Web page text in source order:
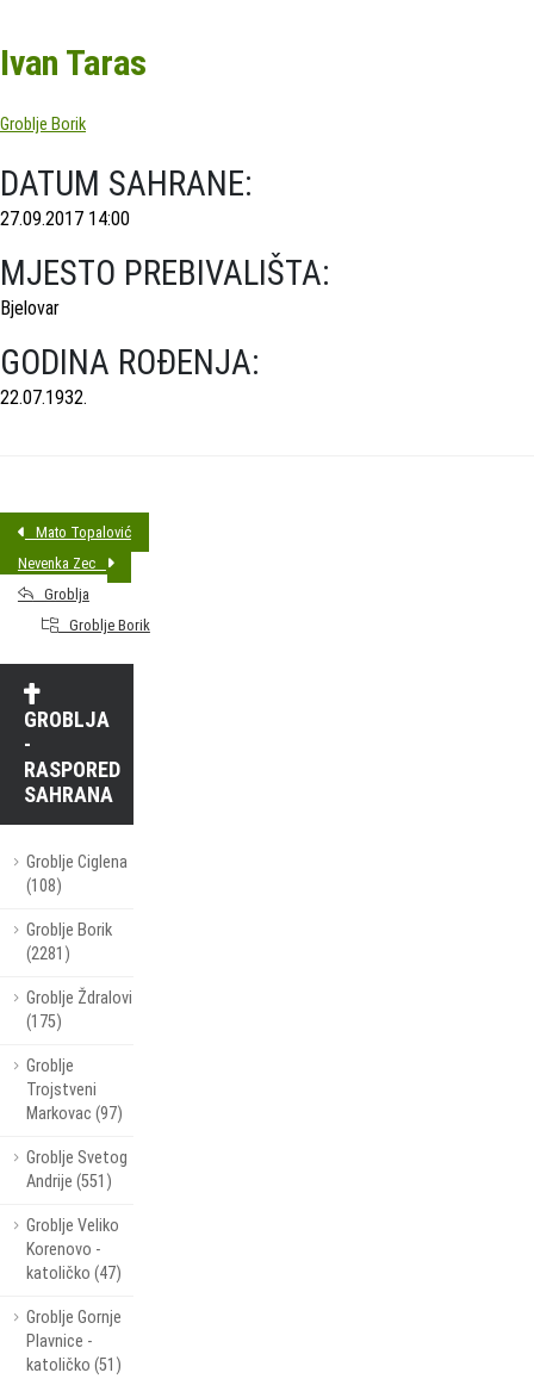
Ivan Taras
Groblje Borik
DATUM SAHRANE:
27.09.2017 14:00
MJESTO PREBIVALIŠTA:
Bjelovar
GODINA ROĐENJA:
22.07.1932.
Mato Topalović
Nevenka Zec
Groblja
Groblje Borik
GROBLJA
-
RASPORED
SAHRANA
Groblje Ciglena
(108)
Groblje Borik
(2281)
Groblje Ždralovi
(175)
Groblje
Trojstveni
Markovac (97)
Groblje Svetog
Andrije (551)
Groblje Veliko
Korenovo -
katoličko (47)
Groblje Gornje
Plavnice -
katoličko (51)